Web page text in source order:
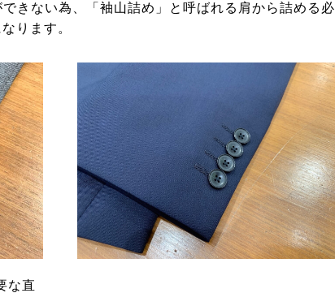
できない為、「袖山詰め」と呼ばれる肩から詰める必
ります。
な直